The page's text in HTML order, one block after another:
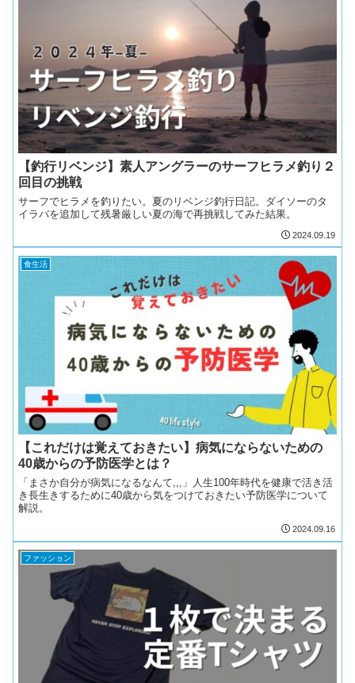
【釣行リベンジ】素人アングラーのサーフヒラメ釣り２
回目の挑戦
サーフでヒラメを釣りたい。夏のリベンジ釣行日記。ダイソーのタ
イラバを追加して残暑厳しい夏の海で再挑戦してみた結果。
2024.09.19
食生活
【これだけは覚えておきたい】病気にならないための
40歳からの予防医学とは？
「まさか自分が病気になるなんて,,,」人生100年時代を健康で活き活
き長生きするために40歳から気をつけておきたい予防医学について
解説。
2024.09.16
ファッション